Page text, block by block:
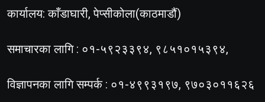
कार्यालय: काँडाघारी, पेप्सीकोला(काठमाडौं)
समाचारका लागि : ०१-५९२३३९४, ९८५१०१५३९४,
विज्ञापनका लागि सम्पर्क : ०१-४९९३१९७, ९७०३०११६२६